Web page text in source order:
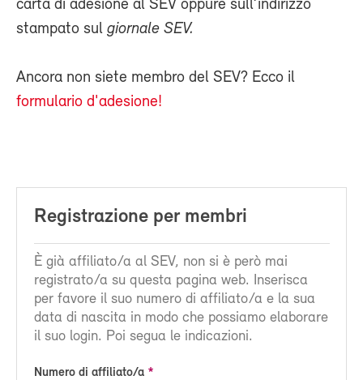
carta di adesione al SEV oppure sull’indirizzo
stampato sul giornale SEV.
Ancora non siete membro del SEV? Ecco il
formulario d'adesione!
Registrazione per membri
È già affiliato/a al SEV, non si è però mai
registrato/a su questa pagina web. Inserisca
per favore il suo numero di affiliato/a e la sua
data di nascita in modo che possiamo elaborare
il suo login. Poi segua le indicazioni.
Numero di affiliato/a